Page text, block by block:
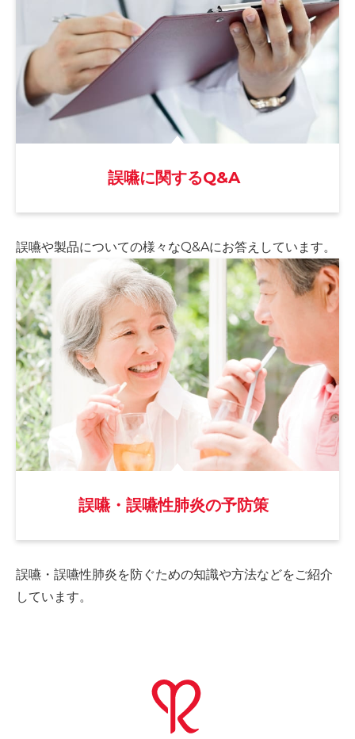
誤嚥に関するQ&A
誤嚥や製品についての様々なQ&Aにお答えしています。
誤嚥・誤嚥性肺炎の予防策
誤嚥・誤嚥性肺炎を防ぐための知識や方法などをご紹介
しています。